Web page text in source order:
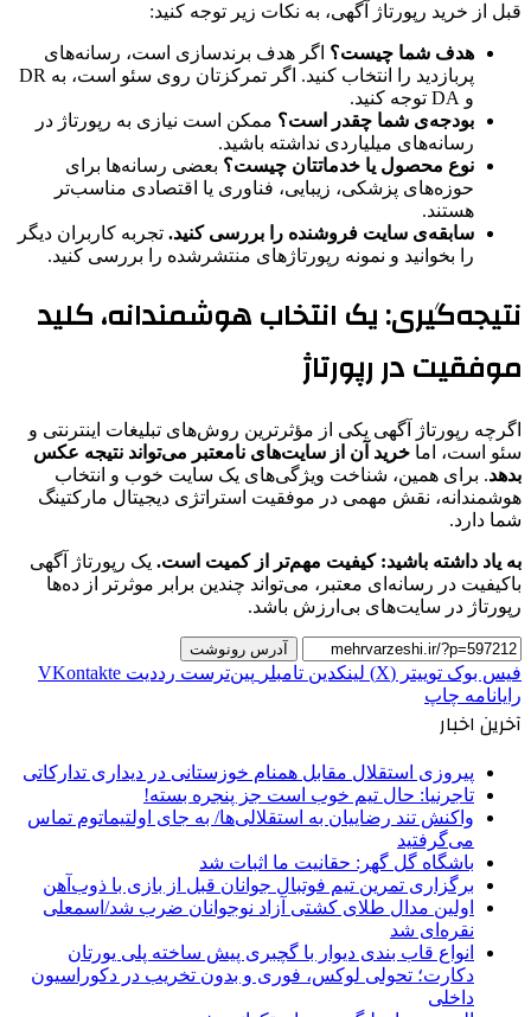
قبل از خرید رپورتاژ آگهی، به نکات زیر توجه کنید:
هدف شما چیست؟ اگر هدف برندسازی است، رسانه‌های
پربازدید را انتخاب کنید. اگر تمرکزتان روی سئو است، به DR
و DA توجه کنید.
بودجه‌ی شما چقدر است؟ ممکن است نیازی به رپورتاژ در
رسانه‌های میلیاردی نداشته باشید.
نوع محصول یا خدماتتان چیست؟ بعضی رسانه‌ها برای
حوزه‌های پزشکی، زیبایی، فناوری یا اقتصادی مناسب‌تر
هستند.
سابقه‌ی سایت فروشنده را بررسی کنید. تجربه کاربران دیگر
را بخوانید و نمونه رپورتاژهای منتشرشده را بررسی کنید.
نتیجه‌گیری: یک انتخاب هوشمندانه، کلید
موفقیت در رپورتاژ
اگرچه رپورتاژ آگهی یکی از مؤثرترین روش‌های تبلیغات اینترنتی و
سئو است، اما خرید آن از سایت‌های نامعتبر می‌تواند نتیجه عکس
بدهد. برای همین، شناخت ویژگی‌های یک سایت خوب و انتخاب
هوشمندانه، نقش مهمی در موفقیت استراتژی دیجیتال مارکتینگ
شما دارد.
به یاد داشته باشید: کیفیت مهم‌تر از کمیت است. یک رپورتاژ آگهی
باکیفیت در رسانه‌ای معتبر، می‌تواند چندین برابر موثرتر از ده‌ها
رپورتاژ در سایت‌های بی‌ارزش باشد.
آدرس رونوشت
فیس بوک توییتر (X) لینکدین ‫تامبلر ‫پین‌ترست ‫رددیت ‫VKontakte
رایانامه چاپ
آخرین اخبار
پیروزی استقلال مقابل همنام خوزستانی در دیداری تدارکاتی
تاجرنیا: حال تیم خوب است جز پنجره بسته!
واکنش تند رضاییان به استقلالی‌ها/ به جای اولتیماتوم تماس
می‌گرفتید
باشگاه گل گهر: حقانیت ما اثبات شد
برگزاری تمرین تیم فوتبال جوانان قبل از بازی با ذوب‌آهن
اولین مدال طلای کشتی آزاد نوجوانان ضرب شد/اسمعلی
نقره‌ای شد
انواع قاب بندی دیوار با گچبری پیش ساخته پلی یورتان
دکارت؛ تحولی لوکس، فوری و بدون تخریب در دکوراسیون
داخلی